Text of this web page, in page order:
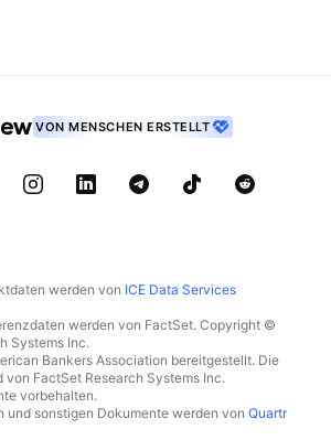
VON MENSCHEN ERSTELLT
werden von ICE Data Services
werden von FactSet. Copyright ©
Systems Inc.
Bankers Association bereitgestellt. Die
FactSet Research Systems Inc.
vorbehalten.
und sonstigen Dokumente werden von Quartr